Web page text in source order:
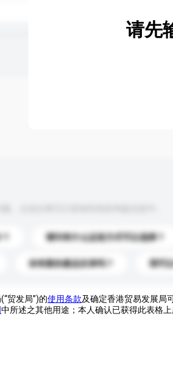
请问有什么运送方式可以选择？
你有新的產品目录吗？ 我可
请先
贸发局”)的使用条款及确定香港贸易发展局
中所述之其他用途；本人确认已获得此表格